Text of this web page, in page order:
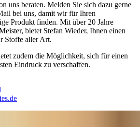
uns beraten. Melden Sie sich dazu gerne
bei uns, damit wir für Ihren
Produkt finden. Mit über 20 Jahre
bietet Stefan Wieder, Ihnen einen
Stoffe aller Art.
zudem die Möglichkeit, sich für einen
Eindruck zu verschaffen.